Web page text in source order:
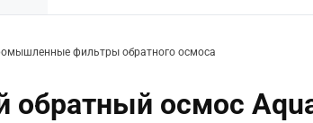
фильтры обратного осмоса
осмос